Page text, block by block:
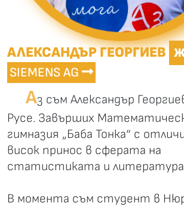
АЛЕКСАНДЪР ГЕОРГИЕВ
SIEMENS AG
Аз съм Александър
Русе. Завърших
гимназия „Баба Тонка“ с
висок принос в сферата на
статистиката и
В момента съм студент в